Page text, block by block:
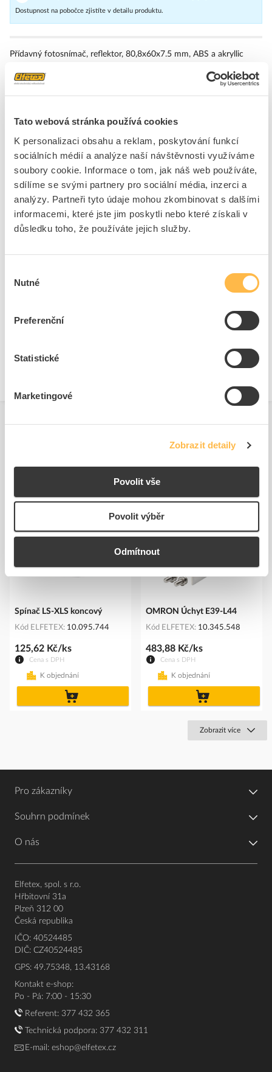
Tato webová stránka používá cookies
K personalizaci obsahu a reklam, poskytování funkcí
sociálních médií a analýze naší návštěvnosti využíváme
soubory cookie. Informace o tom, jak náš web používáte,
sdílíme se svými partnery pro sociální média, inzerci a
analýzy. Partneři tyto údaje mohou zkombinovat s dalšími
informacemi, které jste jim poskytli nebo které získali v
důsledku toho, že používáte jejich služby.
souhlasu
Nutné
Preferenční
Statistické
Marketingové
Zobrazit detaily
Povolit vše
Povolit výběr
Odmítnout
Dostupnost na pobočce zjistíte v detailu produktu.
Přídavný fotosnímač, reflektor, 80,8x60x7.5 mm, ABS a akryllic
Značka
Reflektory pro světelné závory
Šířka
60 mm
Výška
80.8 mm
Tvar
obdélníkový
Počet montážních otvorů
2
Samolepící upevnění
Ne
Se závitovými šrouby
Ke stažení
Technické dokumenty
Spínač LS-XLS koncový
Kód ELFETEX 10.095.744
Cena s DPH
125,62 Kč/ks
K objednání
OMRON Úchyt E39-L44
Kód ELFETEX 10.345.548
Cena s DPH
483,88 Kč/ks
K objednání
Zobrazit více
Pro zákazníky
Souhrn podmínek
O nás
Elfetex, spol. s r.o.
Hřbitovní 31a
Plzeň 312 00
Česká republika
IČO: 40524485
DIČ: CZ40524485
GPS: 49.75348, 13.43168
Kontakt e-shop:
Po - Pá: 7:00 - 15:30
Referent: 377 432 365
Technická podpora: 377 432 311
E-mail: eshop@elfetex.cz